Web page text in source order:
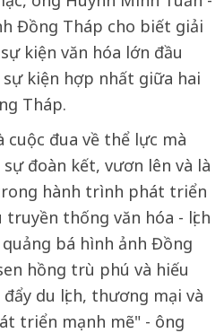
Đồng Tháp cho biết giải
kiện văn hóa lớn đầu
kiện hợp nhất giữa hai
Tháp.
cuộc đua về thể lực mà
đoàn kết, vươn lên và là
hành trình phát triển
thống văn hóa - lịch
bá hình ảnh Đồng
hồng trù phú và hiếu
du lịch, thương mại và
triển mạnh mẽ" - ông